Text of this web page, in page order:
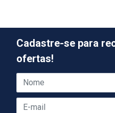
Cadastre-se para
ofertas!